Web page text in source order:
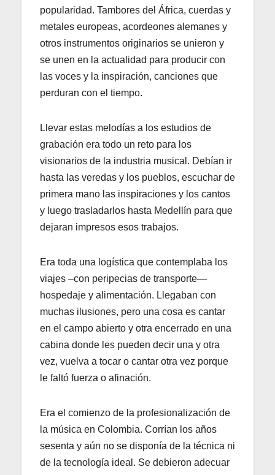
popularidad. Tambores del África, cuerdas y
metales europeas, acordeones alemanes y
otros instrumentos originarios se unieron y
se unen en la actualidad para producir con
las voces y la inspiración, canciones que
perduran con el tiempo.
Llevar estas melodías a los estudios de
grabación era todo un reto para los
visionarios de la industria musical. Debían ir
hasta las veredas y los pueblos, escuchar de
primera mano las inspiraciones y los cantos
y luego trasladarlos hasta Medellín para que
dejaran impresos esos trabajos.
Era toda una logística que contemplaba los
viajes –con peripecias de transporte—
hospedaje y alimentación. Llegaban con
muchas ilusiones, pero una cosa es cantar
en el campo abierto y otra encerrado en una
cabina donde les pueden decir una y otra
vez, vuelva a tocar o cantar otra vez porque
le faltó fuerza o afinación.
Era el comienzo de la profesionalización de
la música en Colombia. Corrían los años
sesenta y aún no se disponía de la técnica ni
de la tecnología ideal. Se debieron adecuar